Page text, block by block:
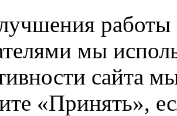
работы
мы
сайта
«Принять»,